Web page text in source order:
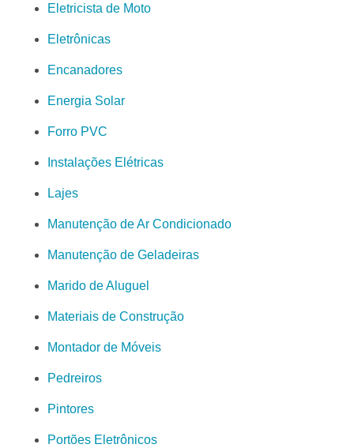
Eletricista de Moto
Eletrônicas
Encanadores
Energia Solar
Forro PVC
Instalações Elétricas
Lajes
Manutenção de Ar Condicionado
Manutenção de Geladeiras
Marido de Aluguel
Materiais de Construção
Montador de Móveis
Pedreiros
Pintores
Portões Eletrônicos